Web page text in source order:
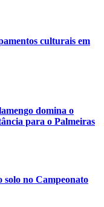
culturais em
domina o
para o Palmeiras
no Campeonato